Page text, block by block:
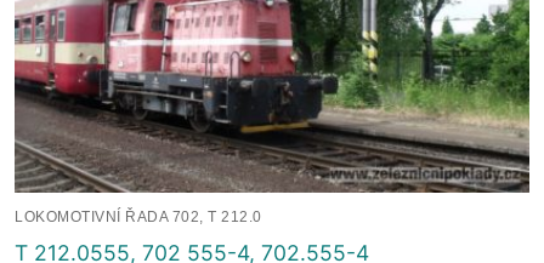
LOKOMOTIVNÍ ŘADA 702, T 212.0
T 212.0555, 702 555-4, 702.555-4